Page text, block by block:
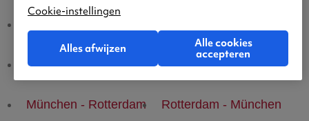
München - Dusseldorf Dusseldorf - München
München - Rotterdam Rotterdam - München
Cookie-instellingen
Alles afwijzen
Alle cookies
accepteren